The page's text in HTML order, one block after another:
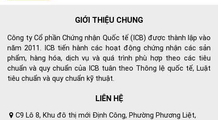
GIỚI THIỆU CHUNG
Công ty Cổ phần Chứng nhận Quốc tế (ICB) được thành lập vào
năm 2011. ICB tiến hành các hoạt động chứng nhận các sản
phẩm, hàng hóa, dịch vụ và quá trình phù hợp theo các tiêu
chuẩn và quy chuẩn của ICB tuân theo Thông lệ quốc tế, Luật
tiêu chuẩn và quy chuẩn kỹ thuật.
LIÊN HỆ
C9 Lô 8, Khu đô thị mới Định Công, Phường Phương Liệt,